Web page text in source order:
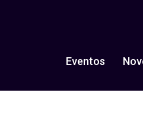
Eventos